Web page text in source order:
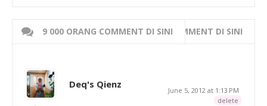
9 000 ORANG COMMENT DI SINI
WRITE 000 ORANG COMMENT DI SINI
Deq's Qienz
June 5, 2012 at 1:13 PM
delete